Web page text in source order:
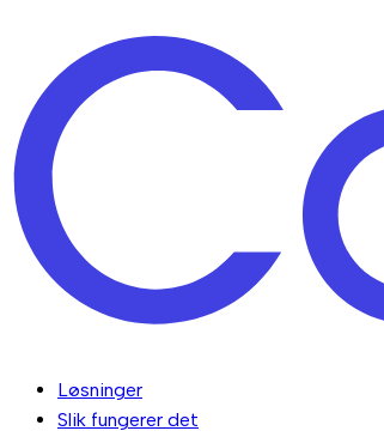
Løsninger
Slik fungerer det